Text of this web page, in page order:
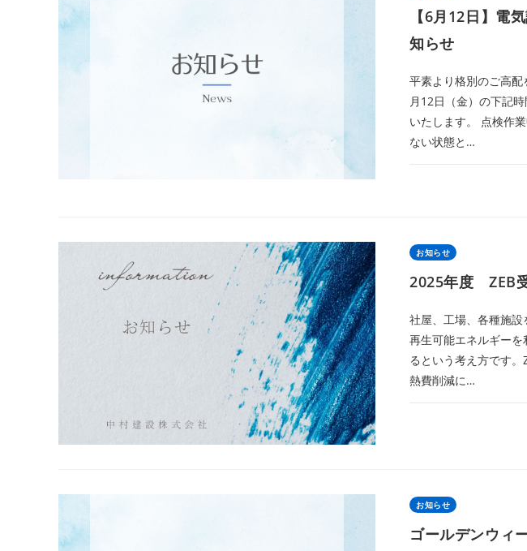
【6月12日】電
知らせ
平素より格別のご高
月12日（金）の下記
いたします。 点検作
ない状態と…
お知らせ
2025年度 ZEB
社屋、工場、各種施
再生可能エネルギー
るという考え方です
熱費削減に…
お知らせ
ゴールデンウィ